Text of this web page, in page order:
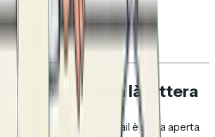
là busta, non là lettera
se là propria email è stata aperta.